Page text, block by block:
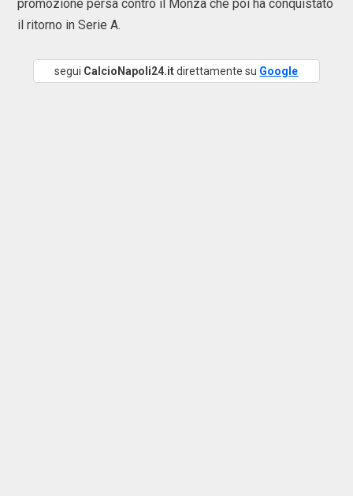
promozione persa contro il Monza che poi ha conquistato
il ritorno in Serie A.
segui CalcioNapoli24.itdirettamente su Google